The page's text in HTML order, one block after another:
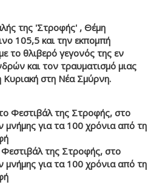
της 'Στροφής' , Θέμη
105,5 και την εκπομπή
το θλιβερό γεγονός της εν
και τον τραυματισμό μιας
Κυριακή στη Νέα Σμύρνη.
Φεστιβάλ της Στροφής, στο
μνήμης για τα 100 χρόνια από τη